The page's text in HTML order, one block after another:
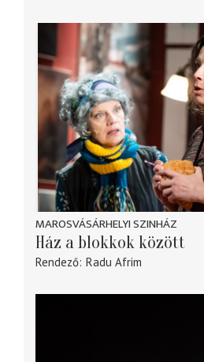
MAROSVÁSÁRHELYI SZINHÁZ
Ház a blokkok között
Rendező Radu Afrim